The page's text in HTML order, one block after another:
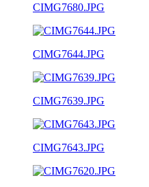
CIMG7680.JPG
CIMG7644.JPG
CIMG7639.JPG
CIMG7643.JPG